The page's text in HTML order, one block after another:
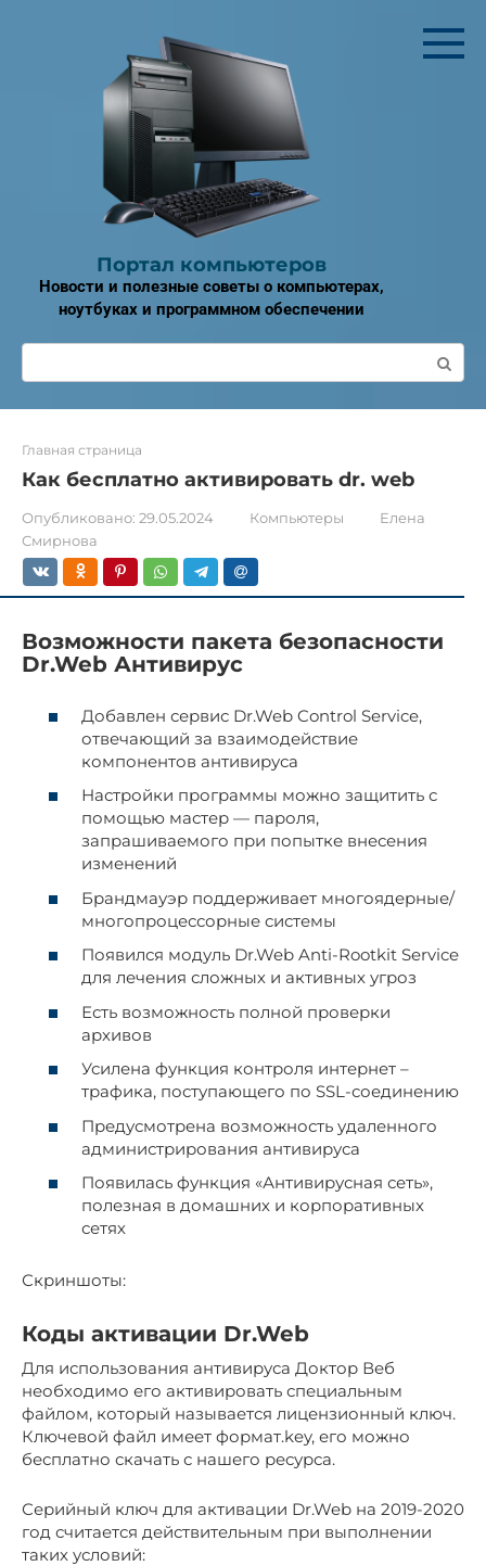
Портал компьютеров
Новости и полезные советы о компьютерах,
ноутбуках и программном обеспечении
Поиск:
Главная страница
Как бесплатно активировать dr. web
Опубликовано: 29.05.2024 Компьютеры
Елена
Смирнова
Возможности пакета безопасности
Dr.Web Антивирус
Добавлен сервис Dr.Web Control Service,
отвечающий за взаимодействие
компонентов антивируса
Настройки программы можно защитить с
помощью мастер — пароля,
запрашиваемого при попытке внесения
изменений
Брандмауэр поддерживает многоядерные/
многопроцессорные системы
Появился модуль Dr.Web Anti-Rootkit Service
для лечения сложных и активных угроз
Есть возможность полной проверки
архивов
Усилена функция контроля интернет –
трафика, поступающего по SSL-соединению
Предусмотрена возможность удаленного
администрирования антивируса
Появилась функция «Антивирусная сеть»,
полезная в домашних и корпоративных
сетях
Скриншоты:
Коды активации Dr.Web
Для использования антивируса Доктор Веб
необходимо его активировать специальным
файлом, который называется лицензионный ключ.
Ключевой файл имеет формат.key, его можно
бесплатно скачать с нашего ресурса.
Серийный ключ для активации Dr.Web на 2019-2020
год считается действительным при выполнении
таких условий: